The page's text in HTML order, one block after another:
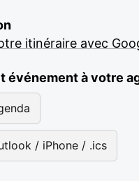
itinéraire avec
événement à votre
/ iPhone / .ics